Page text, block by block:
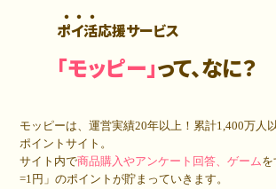
ポイ活応援サービス
「モッピー」って、なに？
モッピーは、運営実績20年以上！累計1,400万人
ポイントサイト。
サイト内で商品購入やアンケート回答、ゲームを
=1円」のポイントが貯まっていきます。